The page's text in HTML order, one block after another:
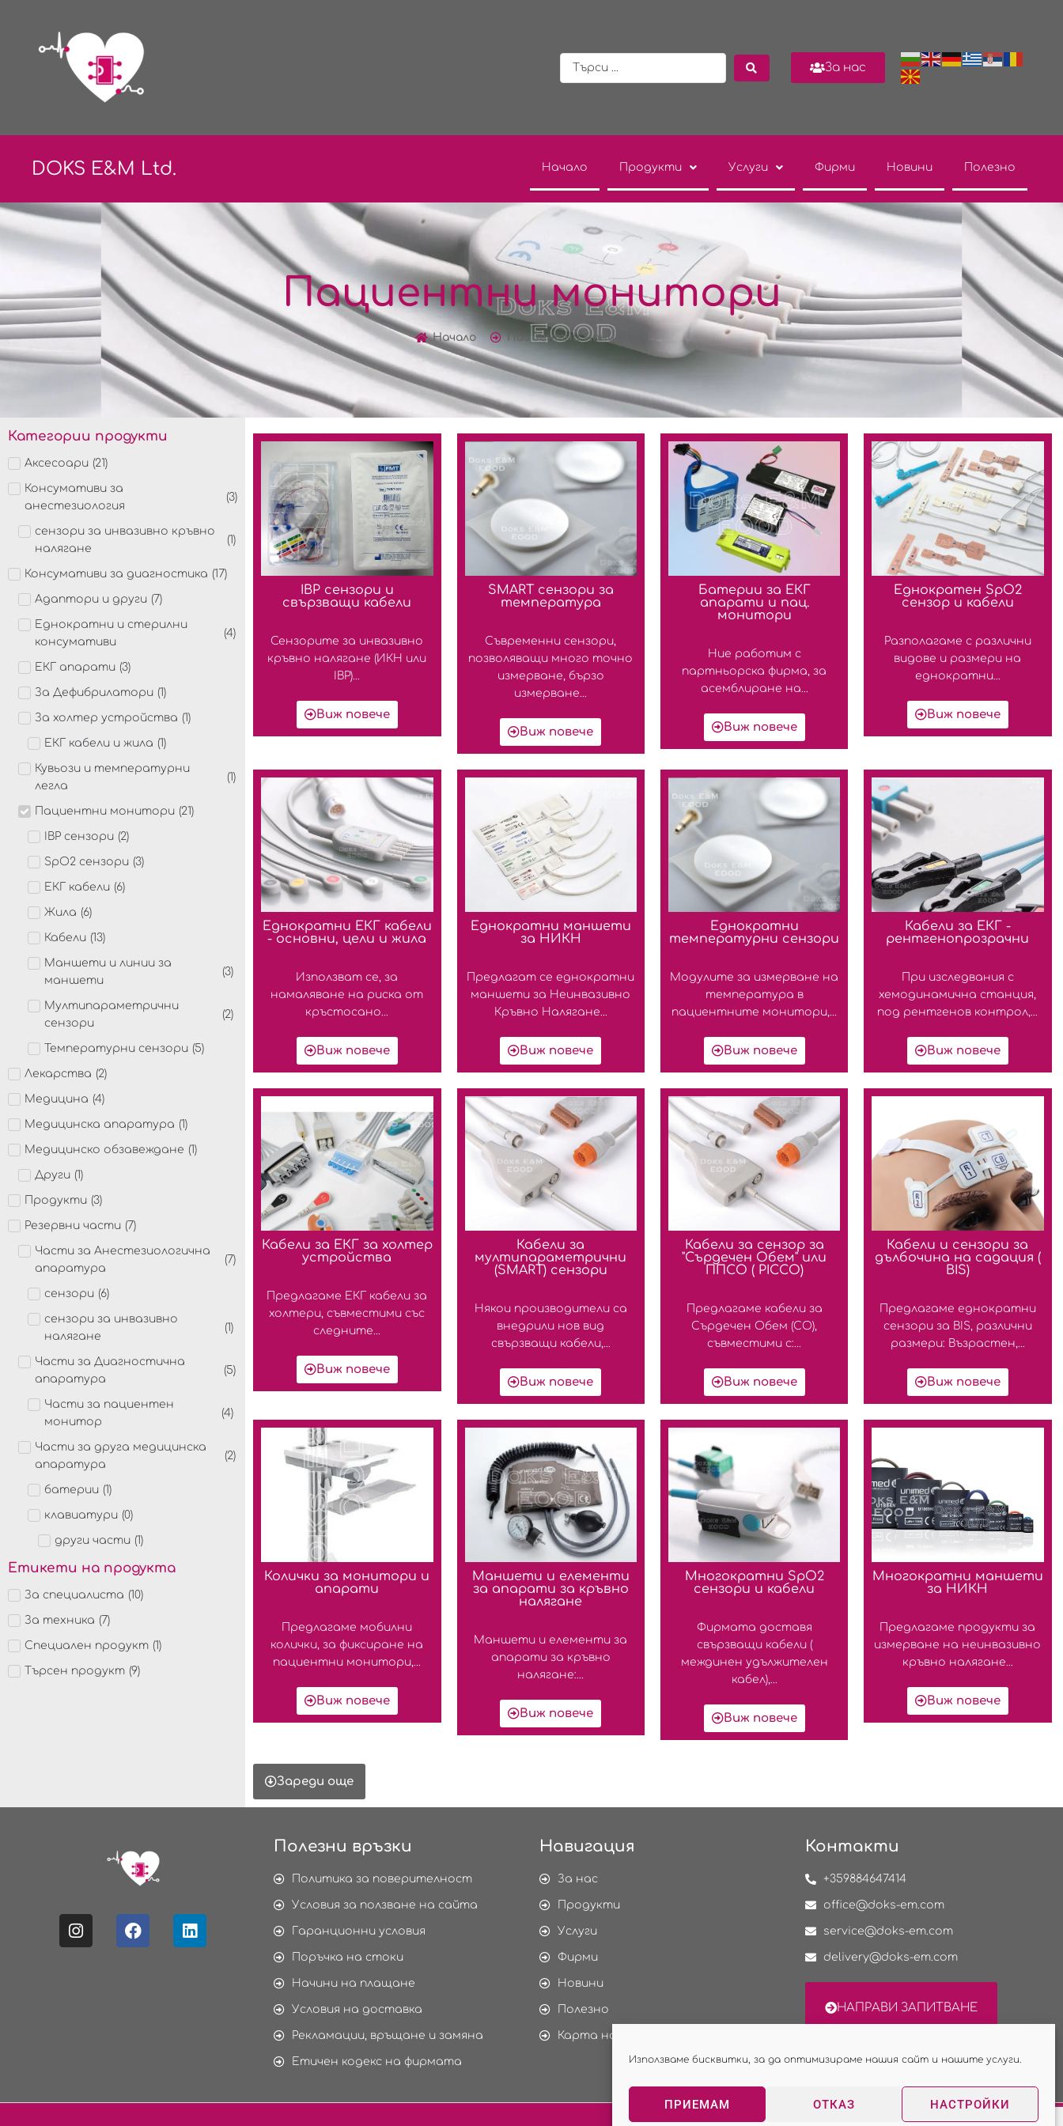
Използваме бисквитки, за да оптимизираме нашия сайт и нашите услуги.
ПРИЕМАМ ОТКАЗ НАСТРОЙКИ
За нас
DOKS E&M Ltd. Начало Продукти Услуги Фирми Новини Полезно
Пациентни монитори
Начало Пациентни монитори
Категории продукти
Аксесоари (21)
Консумативи за
анестезиология
(3)
сензори за инвазивно кръвно
налягане
(1)
Консумативи за диагностика (17)
Адаптори и други (7)
Еднократни и стерилни
консумативи
(4)
ЕКГ апарати (3)
За Дефибрилатори (1)
За холтер устройства (1)
ЕКГ кабели и жила (1)
Кувьози и температурни
легла
(1)
Пациентни монитори (21)
IBP сензори (2)
SpO2 сензори (3)
ЕКГ кабели (6)
Жила (6)
Кабели (13)
Маншети и линии за
маншети
(3)
Мултипараметрични
сензори
(2)
Температурни сензори (5)
Лекарства (2)
Медицина (4)
Медицинска апаратура (1)
Медицинско обзавеждане (1)
Други (1)
Продукти (3)
Резервни части (7)
Части за Анестезиологична
апаратура
(7)
сензори (6)
сензори за инвазивно
налягане
(1)
Части за Диагностична
апаратура
(5)
Части за пациентен
монитор
(4)
Части за друга медицинска
апаратура
(2)
батерии (1)
клавиатури (0)
други части (1)
Етикети на продукта
За специалиста (10)
За техника (7)
Специален продукт (1)
Търсен продукт (9)
IBP сензори и
свързващи кабели
Сензорите за инвазивно
кръвно налягане (ИКН или
IBP)...
Виж повече
SMART сензори за
температура
Съвременни сензори,
позволяващи много точно
измерване, бързо
измерване...
Виж повече
Батерии за ЕКГ
апарати и пац.
монитори
Ние работим с
партньорска фирма, за
асемблиране на...
Виж повече
Еднократен SpO2
сензор и кабели
Разполагаме с различни
видове и размери на
еднократни...
Виж повече
Еднократни ЕКГ кабели
- основни, цели и жила
Използват се, за
намаляване на риска от
кръстосано...
Виж повече
Еднократни маншети
за НИКН
Предлагат се еднократни
маншети за Неинвазивно
Кръвно Налягане...
Виж повече
Еднократни
температурни сензори
Модулите за измерване на
температура в
пациентните монитори,...
Виж повече
Кабели за ЕКГ -
рентгенопрозрачни
При изследвания с
хемодинамична станция,
под рентгенов контрол,...
Виж повече
Кабели за ЕКГ за холтер
устройства
Предлагаме ЕКГ кабели за
холтери, съвместими със
следните...
Виж повече
Кабели за
мултипараметрични
(SMART) сензори
Някои производители са
внедрили нов вид
свързващи кабели,...
Виж повече
Кабели за сензор за
"Сърдечен Обем" или
ППСО ( PICCO)
Предлагаме кабели за
Сърдечен Обем (СО),
съвместими с:...
Виж повече
Кабели и сензори за
дълбочина на садация (
BIS)
Предлагаме еднократни
сензори за BIS, различни
размери: Възрастен,...
Виж повече
Колички за монитори и
апарати
Предлагаме мобилни
колички, за фиксиране на
пациентни монитори,...
Виж повече
Маншети и елементи
за апарати за кръвно
налягане
Маншети и елементи за
апарати за кръвно
налягане:...
Виж повече
Многократни SpO2
сензори и кабели
Фирмата доставя
свързващи кабели (
междинен удължителен
кабел),...
Виж повече
Многократни маншети
за НИКН
Предлагаме продукти за
измерване на неинвазивно
кръвно налягане...
Виж повече
Зареди още
Полезни връзки
Политика за поверителност
Условия за ползване на сайта
Гаранционни условия
Поръчка на стоки
Начини на плащане
Условия на доставка
Рекламации, връщане и замяна
Етичен кодекс на фирмата
Навигация
За нас
Продукти
Услуги
Фирми
Новини
Полезно
Карта на сайта
Контакти
+359884647414
office@doks-em.com
service@doks-em.com
delivery@doks-em.com
НАПРАВИ ЗАПИТВАНЕ